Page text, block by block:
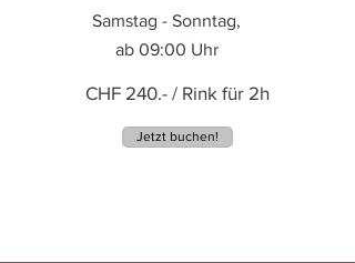
Samstag - Sonntag,
ab 09:00 Uhr
CHF 240.- / Rink für 2h
Jetzt buchen!